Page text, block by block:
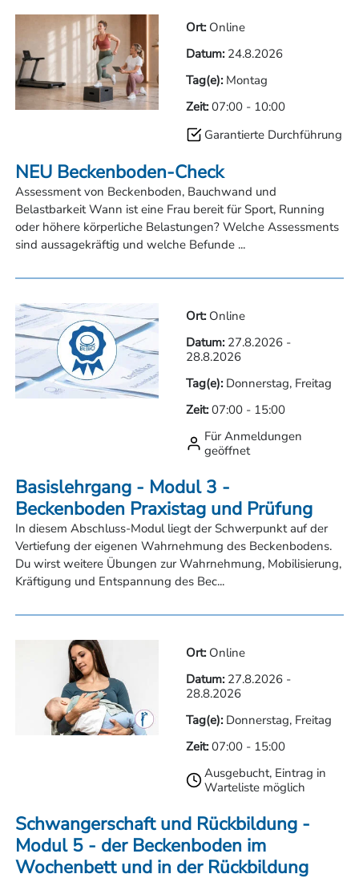
NEU Beckenboden-Check
Assessment von Beckenboden, Bauchwand und
Belastbarkeit Wann ist eine Frau bereit für Sport, Running
oder höhere körperliche Belastungen? Welche Assessments
sind aussagekräftig und welche Befunde ...
Ort: Online
Datum: 24.8.2026
Tag(e): Montag
Zeit:07:00- 10:00
Garantierte Durchführung
Basislehrgang - Modul 3 -
Beckenboden Praxistag und Prüfung
In diesem Abschluss-Modul liegt der Schwerpunkt auf der
Vertiefung der eigenen Wahrnehmung des Beckenbodens.
Du wirst weitere Übungen zur Wahrnehmung, Mobilisierung,
Kräftigung und Entspannung des Bec...
Ort: Online
Datum: 27.8.2026-
28.8.2026
Tag(e): Donnerstag, Freitag
Zeit:07:00- 15:00
Für Anmeldungen
geöffnet
Schwangerschaft und Rückbildung -
Modul 5 - der Beckenboden im
Wochenbett und in der Rückbildung
Ort: Online
Datum: 27.8.2026-
28.8.2026
Tag(e): Donnerstag, Freitag
Zeit:07:00- 15:00
Ausgebucht, Eintrag in
Warteliste möglich